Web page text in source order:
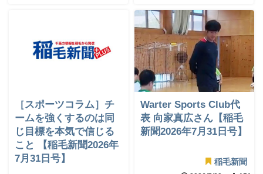
［スポーツコラム］チ
ームを強くするのは同
じ目標を本気で信じる
こと 【稲毛新聞2026年
7月31日号】
Warter Sports Club代
表 向家真広さん【稲毛
新聞2026年7月31日号】
稲毛新聞